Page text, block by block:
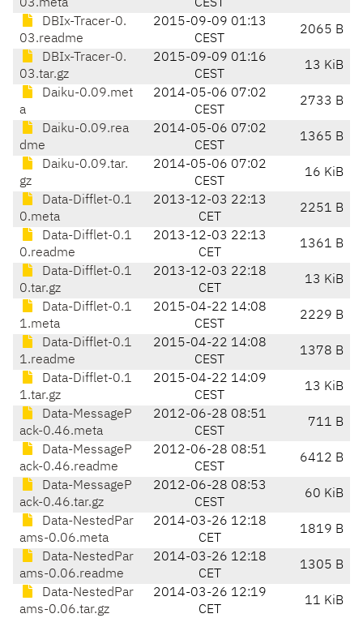
03.meta CEST
DBIx-Tracer-0.
03.readme
2015-09-09 01:13
CEST
2065 B
DBIx-Tracer-0.
03.tar.gz
2015-09-09 01:16
CEST
13 KiB
Daiku-0.09.met
a
2014-05-06 07:02
CEST
2733 B
Daiku-0.09.rea
dme
2014-05-06 07:02
CEST
1365 B
Daiku-0.09.tar.
gz
2014-05-06 07:02
CEST
16 KiB
Data-Difflet-0.1
0.meta
2013-12-03 22:13
CET
2251 B
Data-Difflet-0.1
0.readme
2013-12-03 22:13
CET
1361 B
Data-Difflet-0.1
0.tar.gz
2013-12-03 22:18
CET
13 KiB
Data-Difflet-0.1
1.meta
2015-04-22 14:08
CEST
2229 B
Data-Difflet-0.1
1.readme
2015-04-22 14:08
CEST
1378 B
Data-Difflet-0.1
1.tar.gz
2015-04-22 14:09
CEST
13 KiB
Data-MessageP
ack-0.46.meta
2012-06-28 08:51
CEST
711 B
Data-MessageP
ack-0.46.readme
2012-06-28 08:51
CEST
6412 B
Data-MessageP
ack-0.46.tar.gz
2012-06-28 08:53
CEST
60 KiB
Data-NestedPar
ams-0.06.meta
2014-03-26 12:18
CET
1819 B
Data-NestedPar
ams-0.06.readme
2014-03-26 12:18
CET
1305 B
Data-NestedPar
ams-0.06.tar.gz
2014-03-26 12:19
CET
11 KiB